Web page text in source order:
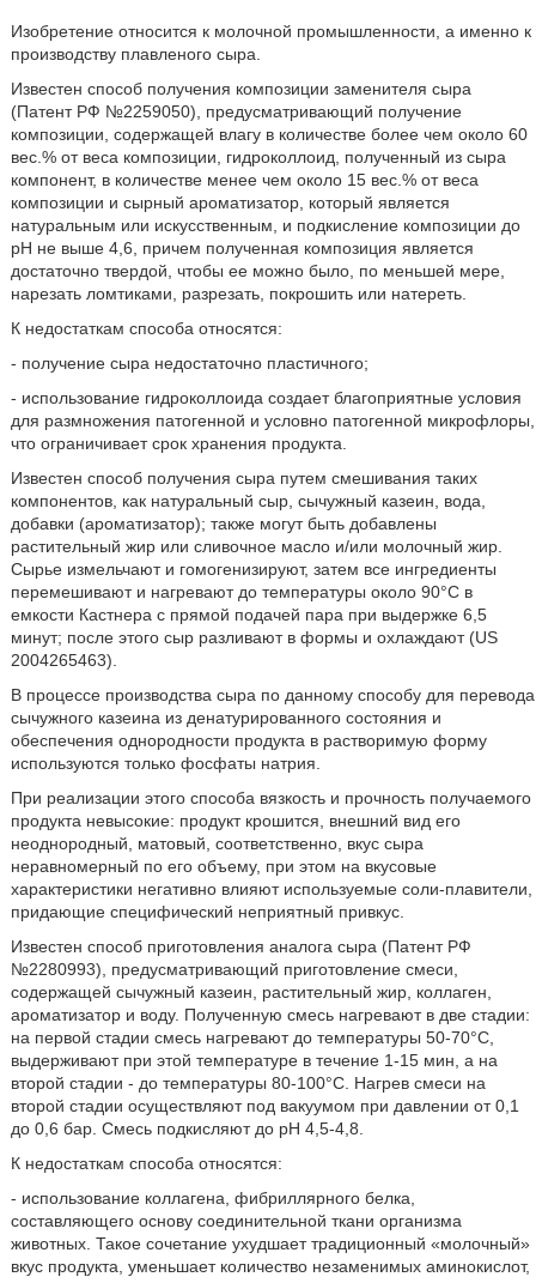
Изобретение относится к молочной промышленности, а именно к
производству плавленого сыра.
Известен способ получения композиции заменителя сыра
(Патент РФ №2259050), предусматривающий получение
композиции, содержащей влагу в количестве более чем около 60
вес.% от веса композиции, гидроколлоид, полученный из сыра
компонент, в количестве менее чем около 15 вес.% от веса
композиции и сырный ароматизатор, который является
натуральным или искусственным, и подкисление композиции до
pH не выше 4,6, причем полученная композиция является
достаточно твердой, чтобы ее можно было, по меньшей мере,
нарезать ломтиками, разрезать, покрошить или натереть.
К недостаткам способа относятся:
- получение сыра недостаточно пластичного;
- использование гидроколлоида создает благоприятные условия
для размножения патогенной и условно патогенной микрофлоры,
что ограничивает срок хранения продукта.
Известен способ получения сыра путем смешивания таких
компонентов, как натуральный сыр, сычужный казеин, вода,
добавки (ароматизатор); также могут быть добавлены
растительный жир или сливочное масло и/или молочный жир.
Сырье измельчают и гомогенизируют, затем все ингредиенты
перемешивают и нагревают до температуры около 90°C в
емкости Кастнера с прямой подачей пара при выдержке 6,5
минут; после этого сыр разливают в формы и охлаждают (US
2004265463).
В процессе производства сыра по данному способу для перевода
сычужного казеина из денатурированного состояния и
обеспечения однородности продукта в растворимую форму
используются только фосфаты натрия.
При реализации этого способа вязкость и прочность получаемого
продукта невысокие: продукт крошится, внешний вид его
неоднородный, матовый, соответственно, вкус сыра
неравномерный по его объему, при этом на вкусовые
характеристики негативно влияют используемые соли-плавители,
придающие специфический неприятный привкус.
Известен способ приготовления аналога сыра (Патент РФ
№2280993), предусматривающий приготовление смеси,
содержащей сычужный казеин, растительный жир, коллаген,
ароматизатор и воду. Полученную смесь нагревают в две стадии:
на первой стадии смесь нагревают до температуры 50-70°C,
выдерживают при этой температуре в течение 1-15 мин, а на
второй стадии - до температуры 80-100°C. Нагрев смеси на
второй стадии осуществляют под вакуумом при давлении от 0,1
до 0,6 бар. Смесь подкисляют до pH 4,5-4,8.
К недостаткам способа относятся:
- использование коллагена, фибриллярного белка,
составляющего основу соединительной ткани организма
животных. Такое сочетание ухудшает традиционный «молочный»
вкус продукта, уменьшает количество незаменимых аминокислот,